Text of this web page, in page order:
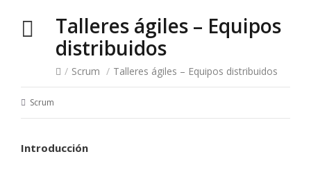
Talleres ágiles – Equipos
distribuidos
/ Scrum / Talleres ágiles – Equipos distribuidos
Scrum
Introducción